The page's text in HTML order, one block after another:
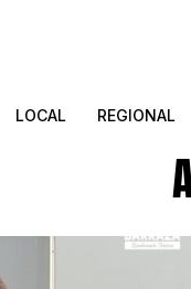
LOCAL REGIONAL